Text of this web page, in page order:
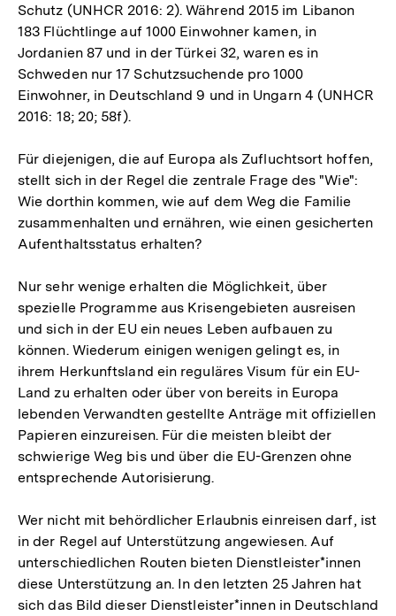
Schutz (UNHCR 2016: 2). Während 2015 im Libanon
183 Flüchtlinge auf 1000 Einwohner kamen, in
Jordanien 87 und in der Türkei 32, waren es in
Schweden nur 17 Schutzsuchende pro 1000
Einwohner, in Deutschland 9 und in Ungarn 4 (UNHCR
2016: 18; 20; 58f).
Für diejenigen, die auf Europa als Zufluchtsort hoffen,
stellt sich in der Regel die zentrale Frage des "Wie":
Wie dorthin kommen, wie auf dem Weg die Familie
zusammenhalten und ernähren, wie einen gesicherten
Aufenthaltsstatus erhalten?
Nur sehr wenige erhalten die Möglichkeit, über
spezielle Programme aus Krisengebieten ausreisen
und sich in der EU ein neues Leben aufbauen zu
können. Wiederum einigen wenigen gelingt es, in
ihrem Herkunftsland ein reguläres Visum für ein EU-
Land zu erhalten oder über von bereits in Europa
lebenden Verwandten gestellte Anträge mit offiziellen
Papieren einzureisen. Für die meisten bleibt der
schwierige Weg bis und über die EU-Grenzen ohne
entsprechende Autorisierung.
Wer nicht mit behördlicher Erlaubnis einreisen darf, ist
in der Regel auf Unterstützung angewiesen. Auf
unterschiedlichen Routen bieten Dienstleister*innen
diese Unterstützung an. In den letzten 25 Jahren hat
sich das Bild dieser Dienstleister*innen in Deutschland